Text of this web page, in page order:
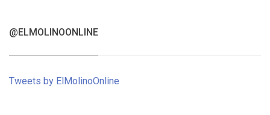
@ELMOLINOONLINE
Tweets by ElMolinoOnline